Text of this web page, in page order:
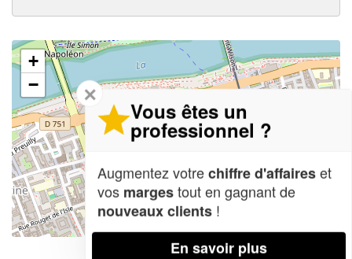
+
−
Leaflet| Map data ©OpenStreetMap contributors,CC-BY-SA
✕
Vous êtes un
professionnel ?
Augmentez votrechiffre d'affaireset
vos margestout en gagnant de
nouveaux clients !
En savoir plus